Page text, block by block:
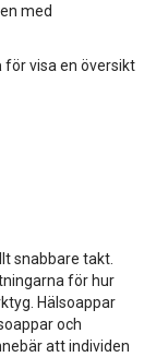
med
för visa en översikt
snabbare takt.
för hur
Hälsoappar
och
att individen